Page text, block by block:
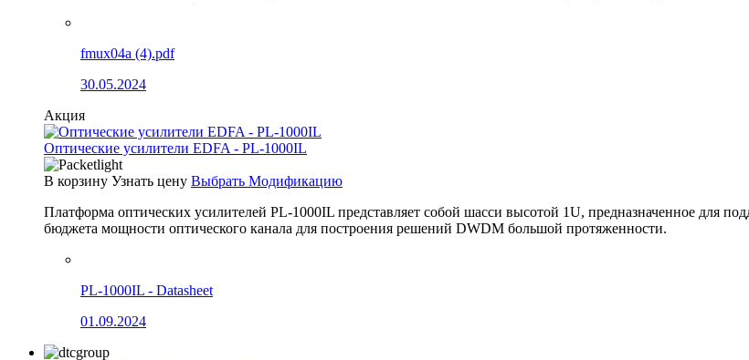
fmux04a (4).pdf
30.05.2024
Акция
Оптические усилители EDFA - PL-1000IL
В корзину Узнать цену Выбрать Модификацию
Платформа оптических усилителей PL-1000IL представляет собой шасси высотой 1U, предназначенное для
бюджета мощности оптического канала для построения решений DWDM большой протяженности.
PL-1000IL - Datasheet
01.09.2024